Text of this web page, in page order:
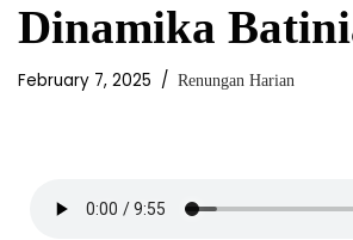
Dinamika
February 7, 2025 Renungan Harian